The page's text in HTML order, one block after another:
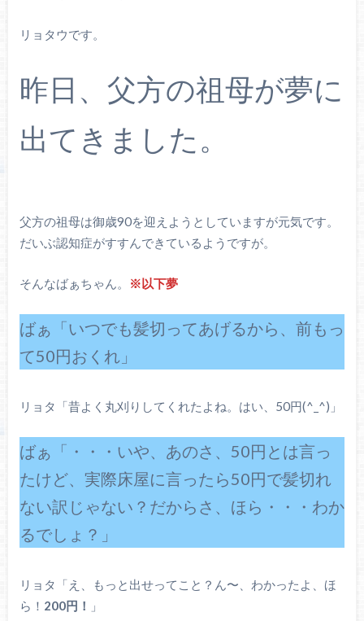
リョタウです。
昨日、父方の祖母が夢に
出てきました。
父方の祖母は御歳90を迎えようとしていますが元気です。
だいぶ認知症がすすんできているようですが。
そんなばぁちゃん。 ※以下夢
ばぁ「いつでも髪切ってあげるから、前もっ
て50円おくれ」
リョタ「昔よく丸刈りしてくれたよね。はい、50円(^_^)」
ばぁ「・・・いや、あのさ、50円とは言っ
たけど、実際床屋に言ったら50円で髪切れ
ない訳じゃない？だからさ、ほら・・・わか
るでしょ？」
リョタ「え、もっと出せってこと？ん〜、わかったよ、ほ
ら！ 200円！ 」